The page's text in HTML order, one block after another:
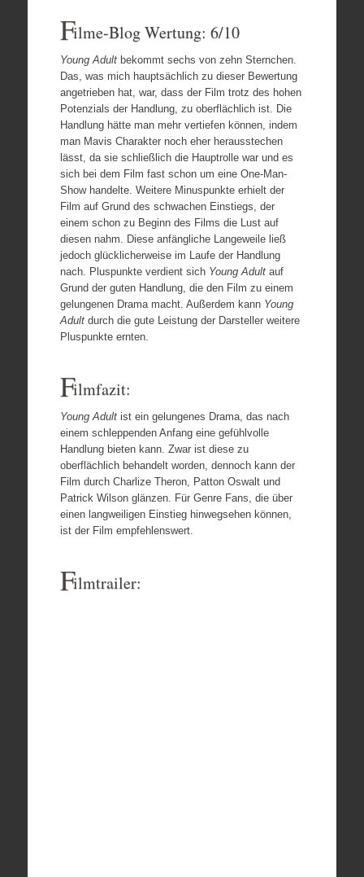
Filme-Blog Wertung: 6/10
Young Adultbekommt sechs von zehn Sternchen.
Das, was mich hauptsächlich zu dieser Bewertung
angetrieben hat, war, dass der Film trotz des hohen
Potenzials der Handlung, zu oberflächlich ist. Die
Handlung hätte man mehr vertiefen können, indem
man Mavis Charakter noch eher herausstechen
lässt, da sie schließlich die Hauptrolle war und es
sich bei dem Film fast schon um eine One-Man-
Show handelte. Weitere Minuspunkte erhielt der
Film auf Grund des schwachen Einstiegs, der
einem schon zu Beginn des Films die Lust auf
diesen nahm. Diese anfängliche Langeweile ließ
jedoch glücklicherweise im Laufe der Handlung
nach. Pluspunkte verdient sich Young Adultauf
Grund der guten Handlung, die den Film zu einem
gelungenen Drama macht. Außerdem kann Young
Adultdurch die gute Leistung der Darsteller weitere
Pluspunkte ernten.
Filmfazit:
Young Adultist ein gelungenes Drama, das nach
einem schleppenden Anfang eine gefühlvolle
Handlung bieten kann. Zwar ist diese zu
oberflächlich behandelt worden, dennoch kann der
Film durch Charlize Theron, Patton Oswalt und
Patrick Wilson glänzen. Für Genre Fans, die über
einen langweiligen Einstieg hinwegsehen können,
ist der Film empfehlenswert.
Filmtrailer: